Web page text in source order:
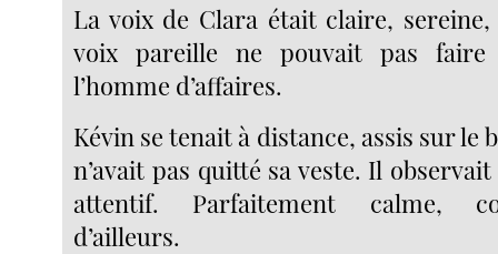
La voix de Clara était claire,
voix pareille ne pouvait pas
l’homme d’affaires.
Kévin se tenait à distance, assis sur le
n’avait pas quitté sa veste. Il
attentif. Parfaitement calme,
d’ailleurs.